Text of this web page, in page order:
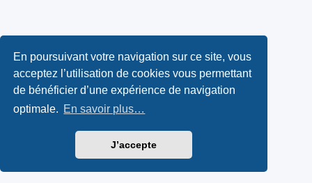
En poursuivant votre navigation sur ce site, vous
acceptez l’utilisation de cookies vous permettant
de bénéficier d’une expérience de navigation
optimale. En savoir plus…
J’accepte